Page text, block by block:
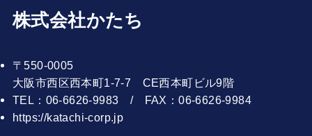
株式会社かたち
〒550-0005
大阪市西区西本町1-7-7 CE西本町ビル9階
TEL：06-6626-9983 / FAX：06-6626-9984
https://katachi-corp.jp